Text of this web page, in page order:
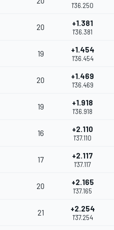
1'36.250
20 +1.381
1'36.381
19 +1.454
1'36.454
20 +1.469
1'36.469
19 +1.918
1'36.918
16 +2.110
1'37.110
17 +2.117
1'37.117
20 +2.165
1'37.165
21 +2.254
1'37.254